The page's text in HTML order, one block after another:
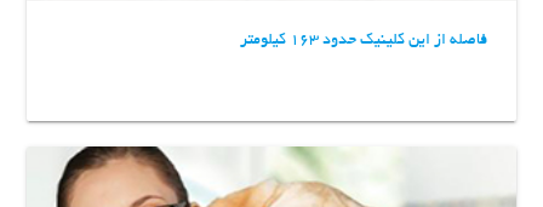
فاصله از این کلینیک حدود 163 کیلومتر